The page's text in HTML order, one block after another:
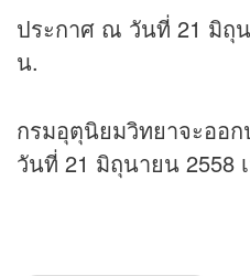
ประกาศ ณ วันที่ 21 มิถุน
น.
กรมอุตุนิยมวิทยาจะออ
วันที่ 21 มิถุนายน 2558